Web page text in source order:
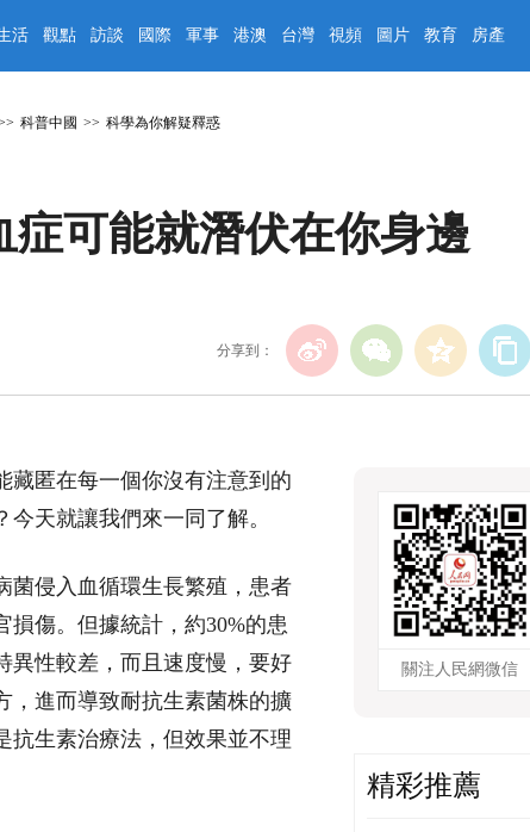
活 觀點 訪談 國際 軍事 港澳 台灣 視頻 圖片 教育 房產
科普中國 >> 科學為你解疑釋惑
可能就潛伏在你身邊
分享到：
藏匿在每一個你沒有注意到的
天就讓我們來一同了解。
菌侵入血循環生長繁殖，患者
傷。但據統計，約30%的患
異性較差，而且速度慢，要好
，進而導致耐抗生素菌株的擴
抗生素治療法，但效果並不理
關注人民網微信
精彩推薦